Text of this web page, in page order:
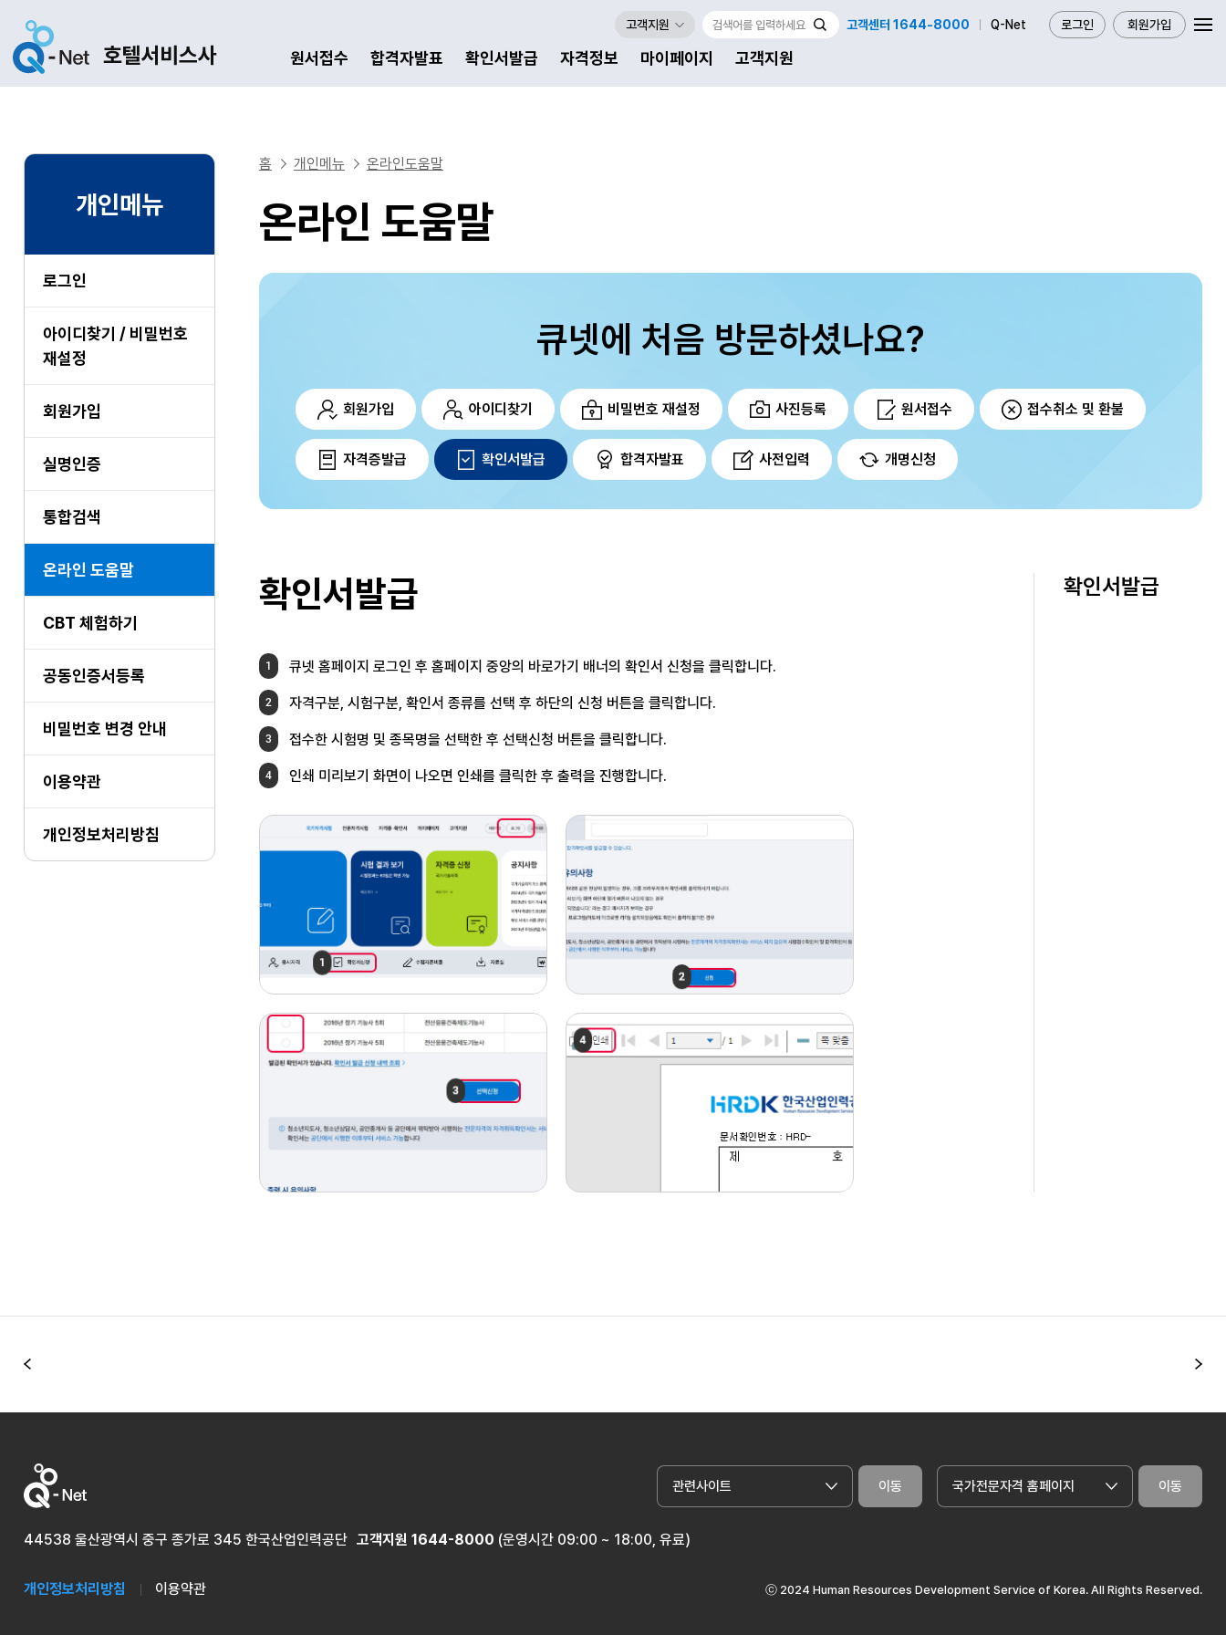
원서접수 합격자발표 확인서발급 자격정보 마이페이지 고객지원
로그인 회원가입
고객센터 1644-8000 Q-Net
고객지원
개인메뉴
로그인
아이디찾기 / 비밀번호
재설정
회원가입
실명인증
통합검색
온라인 도움말
CBT 체험하기
공동인증서등록
비밀번호 변경 안내
이용약관
개인정보처리방침
홈 개인메뉴 온라인도움말
온라인 도움말
큐넷에 처음 방문하셨나요?
회원가입 아이디찾기 비밀번호 재설정 사진등록 원서접수 접수취소 및 환불
자격증발급 확인서발급 합격자발표 사전입력 개명신청
확인서발급
확인서발급
1 큐넷 홈페이지 로그인 후 홈페이지 중앙의 바로가기 배너의 확인서 신청을 클릭합니다.
2 자격구분, 시험구분, 확인서 종류를 선택 후 하단의 신청 버튼을 클릭합니다.
3 접수한 시험명 및 종목명을 선택한 후 선택신청 버튼을 클릭합니다.
4 인쇄 미리보기 화면이 나오면 인쇄를 클릭한 후 출력을 진행합니다.
44538 울산광역시 중구 종가로 345 한국산업인력공단 고객지원 1644-8000 (운영시간 09:00 ~ 18:00, 유료)
개인정보처리방침 이용약관
관련사이트 이동 국가전문자격 홈페이지 이동
ⓒ 2024 Human Resources Development Service of Korea. All Rights Reserved.